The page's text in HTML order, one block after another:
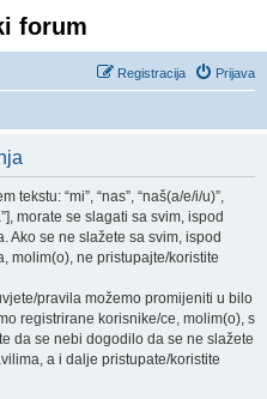
forum
Prijava
Registracija
tekstu: “mi”, “nas”, “naš(a/e/i/u)”,
morate se slagati sa svim, ispod
Ako se ne slažete sa svim, ispod
molim(o), ne pristupajte/koristite
pravila možemo promijeniti u bilo
registrirane korisnike/ce, molim(o), s
da se nebi dogodilo da se ne slažete
a i dalje pristupate/koristite